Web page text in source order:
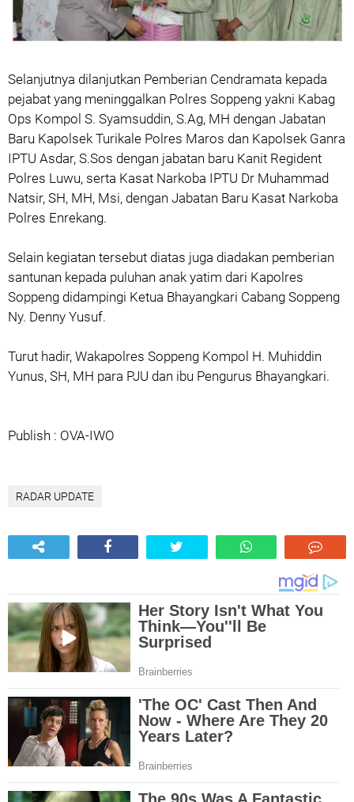
Selanjutnya dilanjutkan Pemberian Cendramata kepada
pejabat yang meninggalkan Polres Soppeng yakni Kabag
Ops Kompol S. Syamsuddin, S.Ag, MH dengan Jabatan
Baru Kapolsek Turikale Polres Maros dan Kapolsek Ganra
IPTU Asdar, S.Sos dengan jabatan baru Kanit Regident
Polres Luwu, serta Kasat Narkoba IPTU Dr Muhammad
Natsir, SH, MH, Msi, dengan Jabatan Baru Kasat Narkoba
Polres Enrekang.
Selain kegiatan tersebut diatas juga diadakan pemberian
santunan kepada puluhan anak yatim dari Kapolres
Soppeng didampingi Ketua Bhayangkari Cabang Soppeng
Ny. Denny Yusuf.
Turut hadir, Wakapolres Soppeng Kompol H. Muhiddin
Yunus, SH, MH para PJU dan ibu Pengurus Bhayangkari.
Publish : OVA-IWO
RADAR UPDATE